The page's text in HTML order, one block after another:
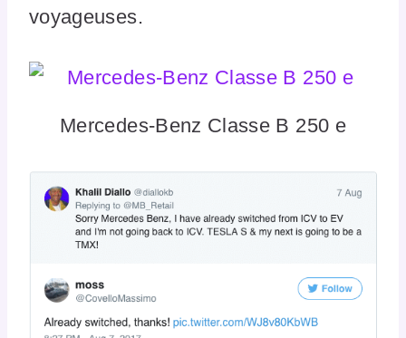
voyageuses.
Mercedes-Benz Classe B 250 e